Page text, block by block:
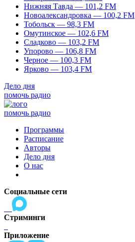
Нижняя Тавда — 101,2 FM
Новоалександровка — 100,2 FM
Тобольск — 98,3 FM
Омутинское — 102,6 FM
Сладково — 103,2 FM
Упорово — 106,8 FM
Черное — 100,3 FM
Ярково — 103,4 FM
Дело дня
помочь радио
помочь радио
Программы
Расписание
Авторы
Дело дня
О нас
Социальные сети
Стриминги
Приложение